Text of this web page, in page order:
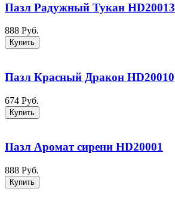
Пазл Радужный Тукан HD20013
888 Руб.
Купить
Пазл Красный Дракон HD20010
674 Руб.
Купить
Пазл Аромат сирени HD20001
888 Руб.
Купить